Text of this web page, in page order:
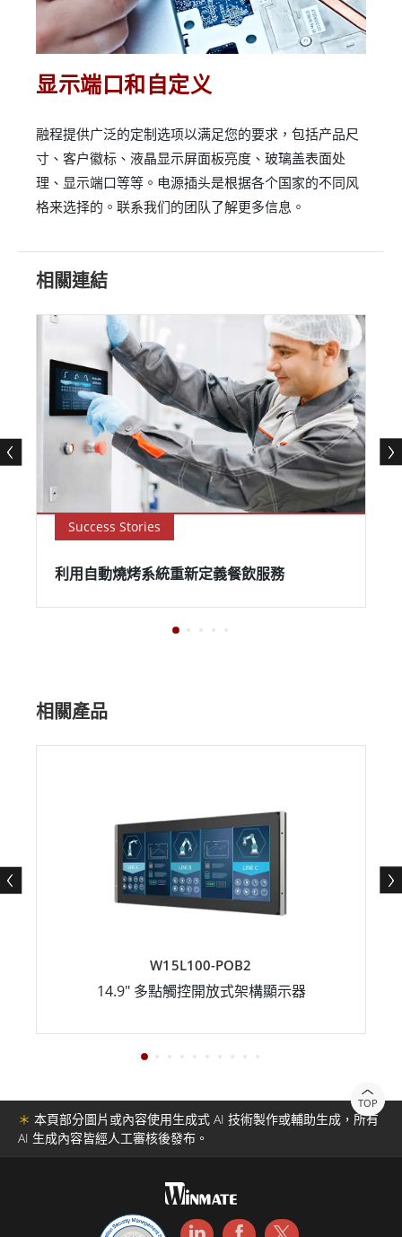
显示端口和自定义
融程提供广泛的定制选项以满足您的要求，包括产品尺
寸、客户徽标、液晶显示屏面板亮度、玻璃盖表面处
理、显示端口等等。电源插头是根据各个国家的不同风
格来选择的。联系我们的团队了解更多信息。
相關連結
Success Stories
利用自動燒烤系統重新定義餐飲服務
相關產品
W15L100-POB2
14.9" 多點觸控開放式架構顯示器
TOP
＊ 本頁部分圖片或內容使用生成式 AI 技術製作或輔助生成，所有
AI 生成內容皆經人工審核後發布。